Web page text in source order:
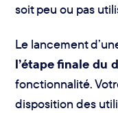
soit peu ou pas
Le lancement
l’étape finale du
fonctionnalité.
disposition des